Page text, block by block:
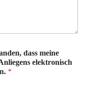
dass meine
elektronisch
*